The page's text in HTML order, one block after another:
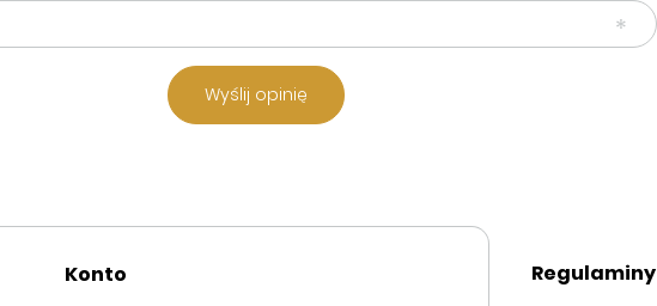
Wyślij opinię
Konto Regulaminy